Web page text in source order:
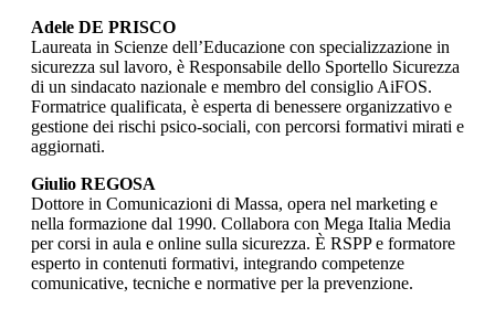
Adele DE PRISCO
Laureata in Scienze dell’Educazione con specializzazione in
sicurezza sul lavoro, è Responsabile dello Sportello Sicurezza
di un sindacato nazionale e membro del consiglio AiFOS.
Formatrice qualificata, è esperta di benessere organizzativo e
gestione dei rischi psico-sociali, con percorsi formativi mirati e
aggiornati.
Giulio REGOSA
Dottore in Comunicazioni di Massa, opera nel marketing e
nella formazione dal 1990. Collabora con Mega Italia Media
per corsi in aula e online sulla sicurezza. È RSPP e formatore
esperto in contenuti formativi, integrando competenze
comunicative, tecniche e normative per la prevenzione.